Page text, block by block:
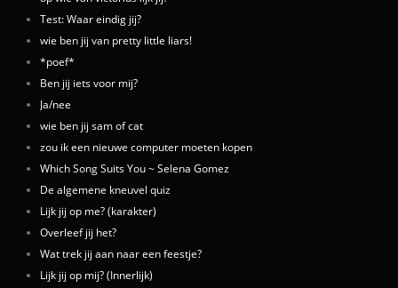
Test: Waar eindig jij?
wie ben jij van pretty little liars!
*poef*
Ben jij iets voor mij?
Ja/nee
wie ben jij sam of cat
zou ik een nieuwe computer moeten kopen
Which Song Suits You ~ Selena Gomez
De algemene kneuvel quiz
Lijk jij op me? (karakter)
Overleef jij het?
Wat trek jij aan naar een feestje?
Lijk jij op mij? (Innerlijk)